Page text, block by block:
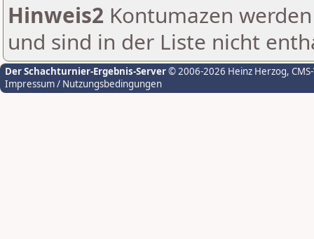
Hinweis2 Kontumazen
und sind in der Liste nicht
Der Schachturnier-Ergebnis-Server© 2006-2026 Heinz Herzog,
Impressum / Nutzungsbedingungen